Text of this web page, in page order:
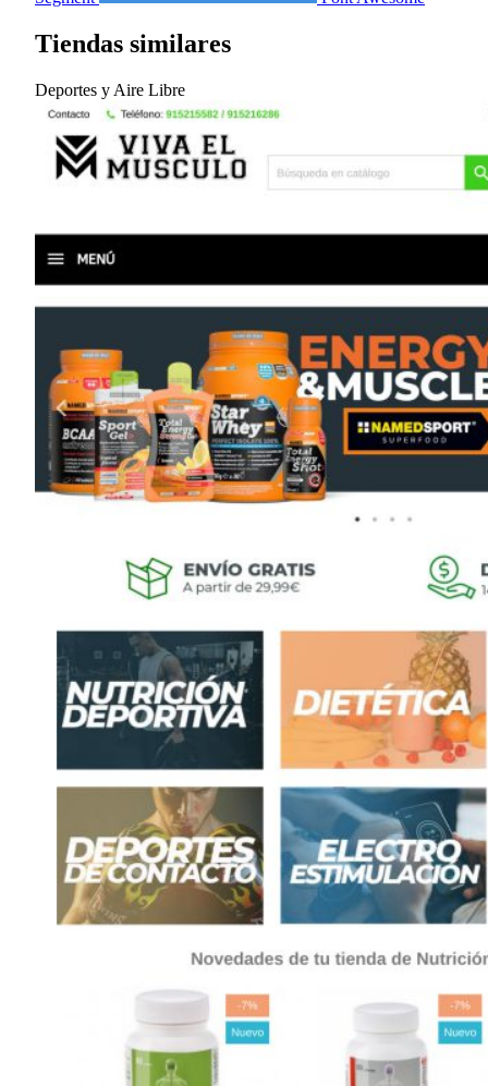
Tiendas similares
Deportes y Aire Libre